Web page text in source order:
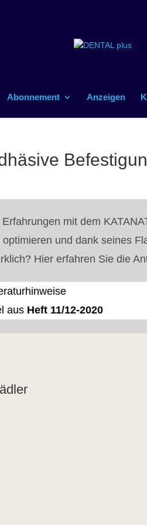
Abonnement Anzeigen
mit dem
und dank seines
Hier erfahren Sie die
aus Heft 11/12-2020